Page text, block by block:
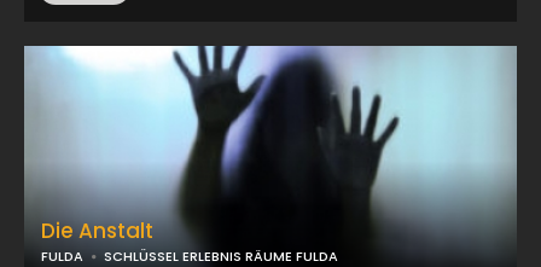
Die Anstalt
FULDA SCHLÜSSEL ERLEBNIS RÄUME FULDA